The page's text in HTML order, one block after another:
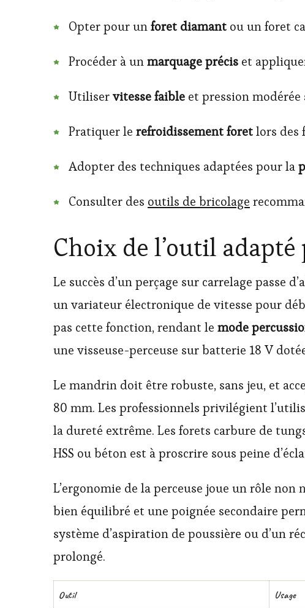
Opter pour unforet diamant ou un foret
Procéder à unmarquage précis et
Utiliservitesse faible et pression modérée
Pratiquer le refroidissement foretlors des
Adopter des techniques adaptées pour la
Consulter des outils de bricolage
Choix de l’outil
Le succès d’un perçage sur carrelage passe
un variateur électronique de vitesse pour
pas cette fonction, rendant le mode
une visseuse-perceuse sur batterie 18 V
Le mandrin doit être robuste, sans jeu, et
80 mm. Les professionnels privilégient
la dureté extrême. Les forets carbure de
HSS ou béton est à proscrire sous peine
L’ergonomie de la perceuse joue un rôle
bien équilibré et une poignée secondaire
système d’aspiration de poussière ou d’un
prolongé.
Outil Usage